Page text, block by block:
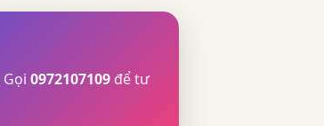
0972107109 để tư